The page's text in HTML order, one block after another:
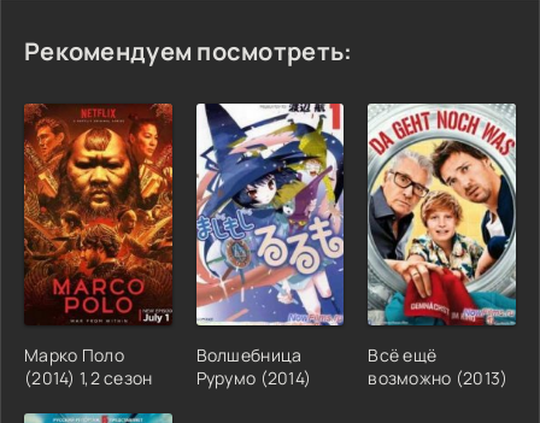
Рекомендуем посмотреть:
Марко Поло
(2014) 1,2 сезон
Волшебница
Рурумо (2014)
Всё ещё
возможно (2013)